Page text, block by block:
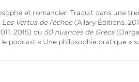
et romancier. Traduit dans une
Les Vertus de l’échec(Allary Éditions,
2015) ou 50 nuances de Grecs
podcast « Une philosophie pratique »